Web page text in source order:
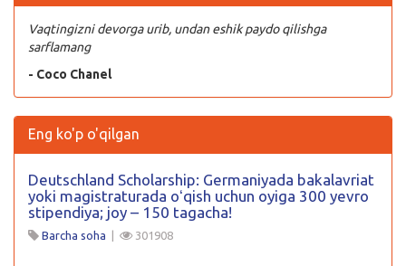
Vaqtingizni devorga urib, undan eshik paydo qilishga
sarflamang
- Coco Chanel
Eng ko'p o'qilgan
Deutschland Scholarship: Germaniyada bakalavriat
yoki magistraturada oʻqish uchun oyiga 300 yevro
stipendiya; joy – 150 tagacha!
Barcha soha 301908